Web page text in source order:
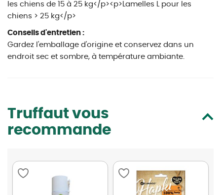
les chiens de 15 à 25 kg</p><p>Lamelles L pour les
chiens > 25 kg</p>
Conseils d'entretien :
Gardez l'emballage d'origine et conservez dans un
endroit sec et sombre, à température ambiante.
Truffaut vous
recommande